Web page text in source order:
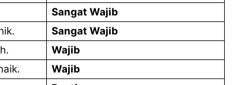
Sangat Wajib
Sangat Wajib
Wajib
Wajib